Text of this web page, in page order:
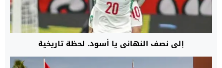
إلى نصف النهائي يا أسود. لحظة تاريخية